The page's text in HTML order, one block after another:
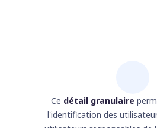
Ce détail granulaire
l'identification des